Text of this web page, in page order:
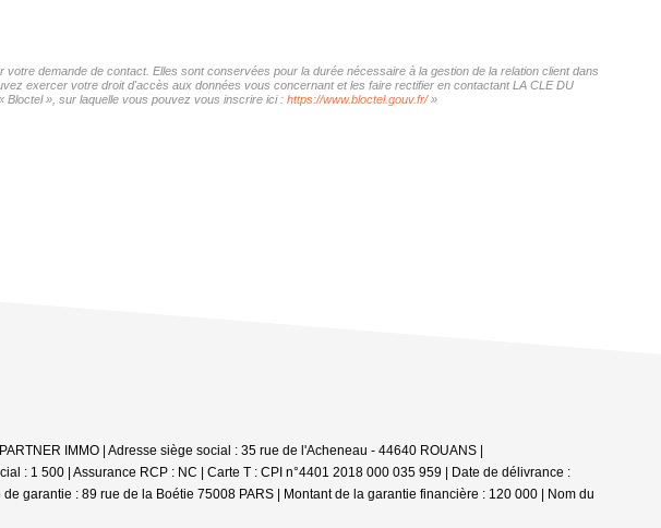
demande de contact. Elles sont conservées pour la durée nécessaire à la gestion de la relation client dans
exercer votre droit d'accès aux données vous concernant et les faire rectifier en contactant LA CLE DU
Bloctel », sur laquelle vous pouvez vous inscrire ici : https://www.bloctel.gouv.fr/»
IMMO | Adresse siège social : 35 rue de l'Acheneau - 44640 ROUANS |
: 1 500 | Assurance RCP : NC | Carte T : CPI n°4401 2018 000 035 959 | Date de délivrance :
garantie : 89 rue de la Boétie 75008 PARS | Montant de la garantie financière : 120 000 | Nom du